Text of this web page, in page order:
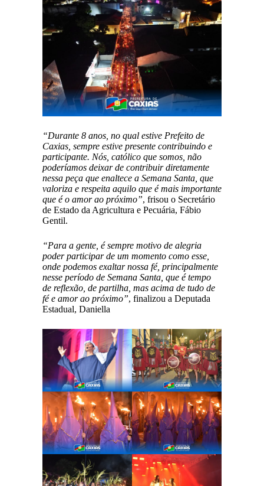
“Durante 8 anos, no qual estive Prefeito de
Caxias, sempre estive presente contribuindo e
participante. Nós, católico que somos, não
poderíamos deixar de contribuir diretamente
nessa peça que enaltece a Semana Santa, que
valoriza e respeita aquilo que é mais importante
que é o amor ao próximo”, frisou o Secretário
de Estado da Agricultura e Pecuária, Fábio
Gentil.
“Para a gente, é sempre motivo de alegria
poder participar de um momento como esse,
onde podemos exaltar nossa fé, principalmente
nesse período de Semana Santa, que é tempo
de reflexão, de partilha, mas acima de tudo de
fé e amor ao próximo”, finalizou a Deputada
Estadual, Daniella